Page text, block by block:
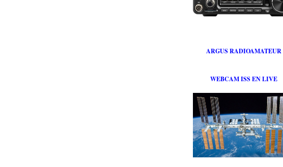
ARGUS RADIOAMATEUR
WEBCAM ISS EN LIVE